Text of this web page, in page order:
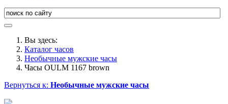
Вы здесь:
Каталог часов
Необычные мужские часы
Часы OULM 1167 brown
Вернуться к: Необычные мужские часы